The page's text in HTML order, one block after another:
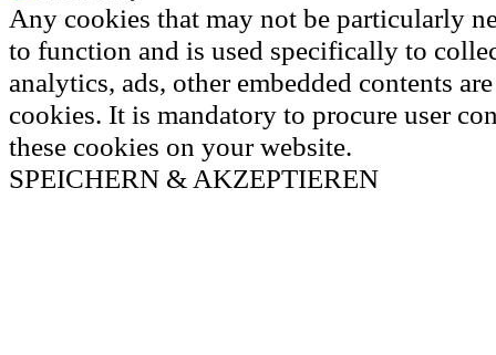
Any cookies that may not be particularly
to function and is used specifically to
analytics, ads, other embedded contents
cookies. It is mandatory to procure user
these cookies on your website.
SPEICHERN & AKZEPTIEREN